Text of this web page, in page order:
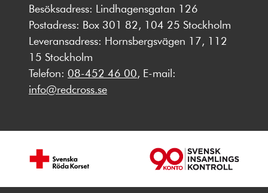
Besöksadress: Lindhagensgatan 126
Postadress: Box 301 82, 104 25 Stockholm
Leveransadress: Hornsbergsvägen 17, 112
15 Stockholm
Telefon: 08-452 46 00, E-mail:
info@redcross.se